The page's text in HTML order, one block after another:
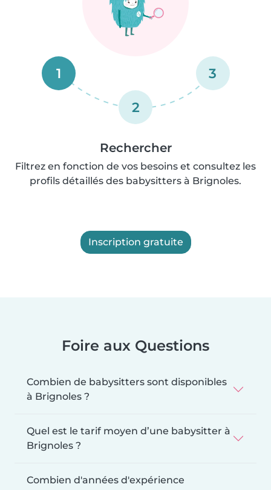
1
2
3
Rechercher
Filtrez en fonction de vos besoins et consultez les
profils détaillés des babysitters à Brignoles.
Inscription gratuite
Foire aux Questions
Combien de babysitters sont disponibles
à Brignoles ?
Quel est le tarif moyen d’une babysitter à
Brignoles ?
Combien d'années d'expérience